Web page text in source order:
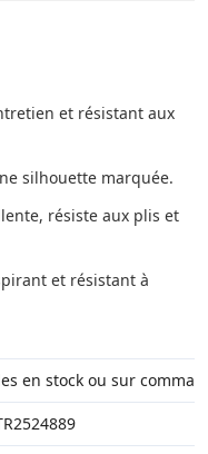
et résistant aux
silhouette marquée.
résiste aux plis et
et résistant à
en stock ou sur